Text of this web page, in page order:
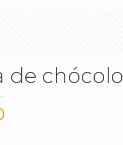
de chócolo